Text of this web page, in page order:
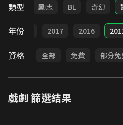
類型
喜劇 勵志 BL 奇幻
年份
2018 2017 2016
資格 全部 免費 部分免
戲劇 篩選結果